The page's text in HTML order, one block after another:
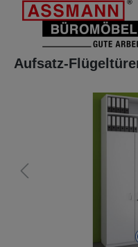
Aufsatz-
Bildergalerie überspringen